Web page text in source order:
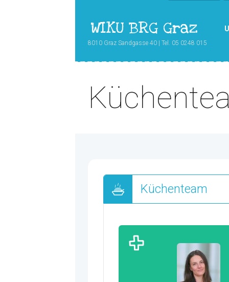
WIKU BRG Graz
8010 Graz Sandgasse 40 | Tel. 05 0248 015
Küchenteam